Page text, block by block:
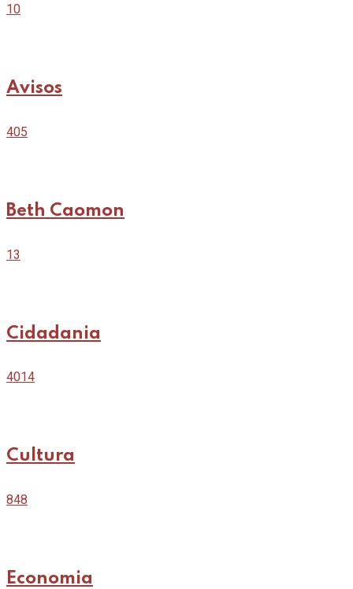
10
Avisos
405
Beth Caomon
13
Cidadania
4014
Cultura
848
Economia